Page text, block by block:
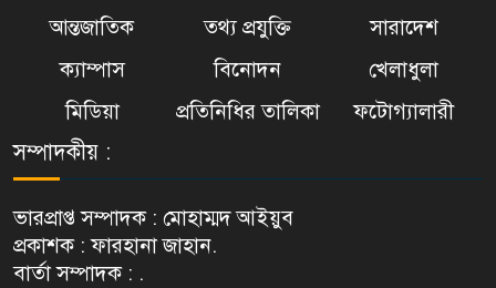
আন্তজাতিক
তথ্য প্রযুক্তি
সারাদেশ
ক্যাম্পাস
বিনোদন
খেলাধুলা
মিডিয়া
প্রতিনিধির তালিকা ফটোগ্যালারী
সম্পাদকীয় :
ভারপ্রাপ্ত সম্পাদক : মোহাম্মদ আইয়ুব
প্রকাশক : ফারহানা জাহান.
বার্তা সম্পাদক : .